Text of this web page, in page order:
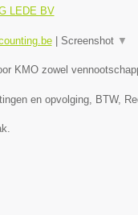
LEDE BV
| Screenshot ▼
KMO zowel
en opvolging, BTW,